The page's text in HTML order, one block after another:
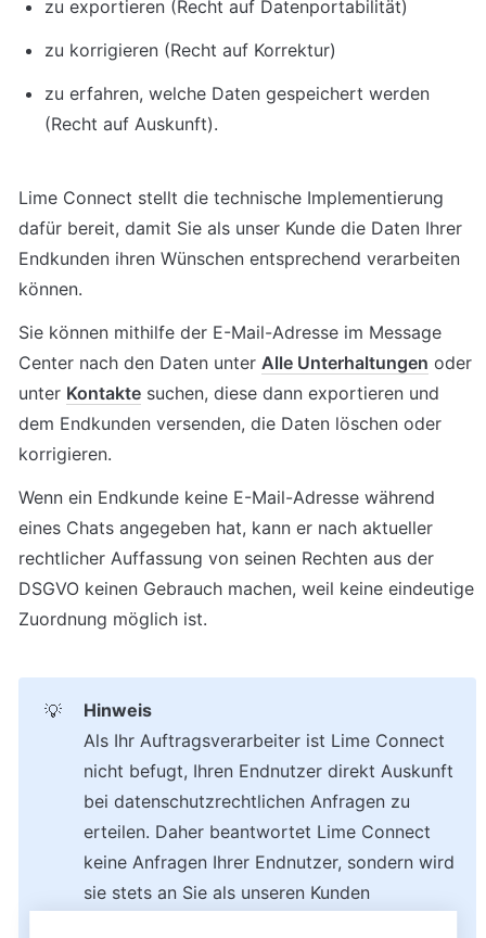
zu exportieren (Recht auf Datenportabilität)
zu korrigieren (Recht auf Korrektur)
zu erfahren, welche Daten gespeichert werden
(Recht auf Auskunft).
Lime Connect stellt die technische Implementierung
dafür bereit, damit Sie als unser Kunde die Daten Ihrer
Endkunden ihren Wünschen entsprechend verarbeiten
können.
Sie können mithilfe der E-Mail-Adresse im Message
Center nach den Daten unter Alle Unterhaltungen oder
unter Kontakte suchen, diese dann exportieren und
dem Endkunden versenden, die Daten löschen oder
korrigieren.
Wenn ein Endkunde keine E-Mail-Adresse während
eines Chats angegeben hat, kann er nach aktueller
rechtlicher Auffassung von seinen Rechten aus der
DSGVO keinen Gebrauch machen, weil keine eindeutige
Zuordnung möglich ist.
💡
Hinweis
Als Ihr Auftragsverarbeiter ist Lime Connect
nicht befugt, Ihren Endnutzer direkt Auskunft
bei datenschutzrechtlichen Anfragen zu
erteilen. Daher beantwortet Lime Connect
keine Anfragen Ihrer Endnutzer, sondern wird
sie stets an Sie als unseren Kunden